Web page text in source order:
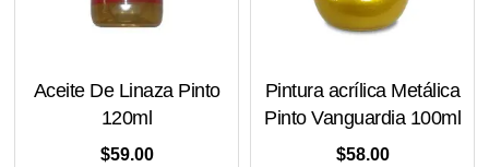
Aceite De Linaza Pinto
120ml
$59.00
Pintura acrílica Metálica
Pinto Vanguardia 100ml
$58.00